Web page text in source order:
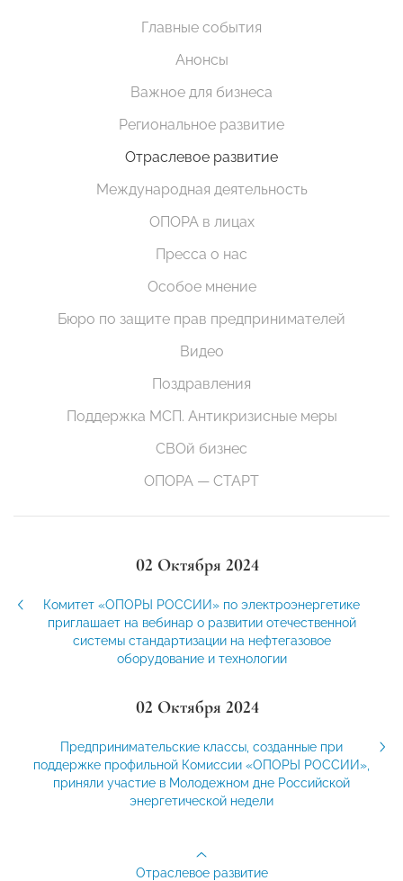
Главные события
Анонсы
Важное для бизнеса
Региональное развитие
Отраслевое развитие
Международная деятельность
ОПОРА в лицах
Пресса о нас
Особое мнение
Бюро по защите прав предпринимателей
Видео
Поздравления
Поддержка МСП. Антикризисные меры
СВОй бизнес
ОПОРА — СТАРТ
02 Октября 2024
Комитет «ОПОРЫ РОССИИ» по электроэнергетике
приглашает на вебинар о развитии отечественной
системы стандартизации на нефтегазовое
оборудование и технологии
02 Октября 2024
Предпринимательские классы, созданные при
поддержке профильной Комиссии «ОПОРЫ РОССИИ»,
приняли участие в Молодежном дне Российской
энергетической недели
Отраслевое развитие